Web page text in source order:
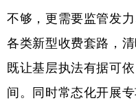
不够，更需要监管发
各类新型收费套路，
既让基层执法有据可
间。同时常态化开展